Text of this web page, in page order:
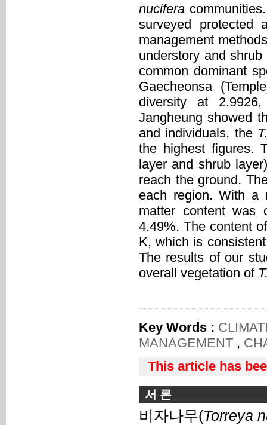
nucifera
surveyed protected
management
understory and
common dominant
Gaecheonsa
diversity at
Jangheung showed
and individuals, the
the highest figures.
layer and shrub
reach the ground.
each region. With a
matter content was
4.49%. The content
K, which is
The results of our
overall vegetation of
Key Words :
MANAGEMENT ,
This article has
서 론
비자나무(Torreya